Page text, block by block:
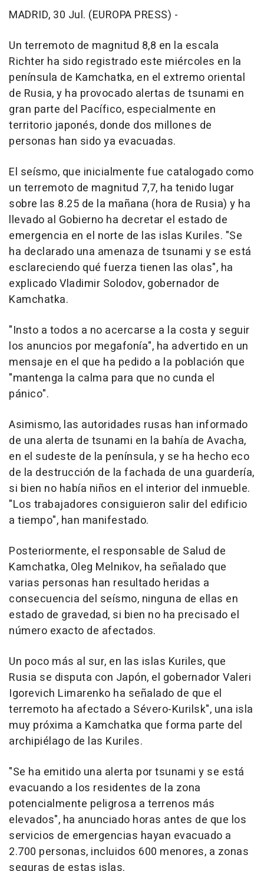
MADRID, 30 Jul. (EUROPA PRESS) -
Un terremoto de magnitud 8,8 en la escala
Richter ha sido registrado este miércoles en la
península de Kamchatka, en el extremo oriental
de Rusia, y ha provocado alertas de tsunami en
gran parte del Pacífico, especialmente en
territorio japonés, donde dos millones de
personas han sido ya evacuadas.
El seísmo, que inicialmente fue catalogado como
un terremoto de magnitud 7,7, ha tenido lugar
sobre las 8.25 de la mañana (hora de Rusia) y ha
llevado al Gobierno ha decretar el estado de
emergencia en el norte de las islas Kuriles. "Se
ha declarado una amenaza de tsunami y se está
esclareciendo qué fuerza tienen las olas", ha
explicado Vladimir Solodov, gobernador de
Kamchatka.
"Insto a todos a no acercarse a la costa y seguir
los anuncios por megafonía", ha advertido en un
mensaje en el que ha pedido a la población que
"mantenga la calma para que no cunda el
pánico".
Asimismo, las autoridades rusas han informado
de una alerta de tsunami en la bahía de Avacha,
en el sudeste de la península, y se ha hecho eco
de la destrucción de la fachada de una guardería,
si bien no había niños en el interior del inmueble.
"Los trabajadores consiguieron salir del edificio
a tiempo", han manifestado.
Posteriormente, el responsable de Salud de
Kamchatka, Oleg Melnikov, ha señalado que
varias personas han resultado heridas a
consecuencia del seísmo, ninguna de ellas en
estado de gravedad, si bien no ha precisado el
número exacto de afectados.
Un poco más al sur, en las islas Kuriles, que
Rusia se disputa con Japón, el gobernador Valeri
Igorevich Limarenko ha señalado de que el
terremoto ha afectado a Sévero-Kurilsk", una isla
muy próxima a Kamchatka que forma parte del
archipiélago de las Kuriles.
"Se ha emitido una alerta por tsunami y se está
evacuando a los residentes de la zona
potencialmente peligrosa a terrenos más
elevados", ha anunciado horas antes de que los
servicios de emergencias hayan evacuado a
2.700 personas, incluidos 600 menores, a zonas
seguras de estas islas.